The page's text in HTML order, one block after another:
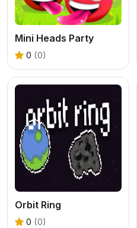
Mini Heads Party
0 (0)
Orbit Ring
0 (0)